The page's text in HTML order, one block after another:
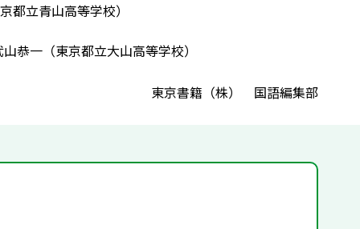
立青山高等学校）
一（東京都立大山高等学校）
東京書籍（株） 国語編集部